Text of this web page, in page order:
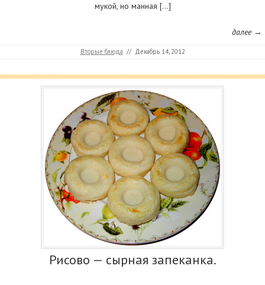
мукой, но манная […]
далее →
Вторые блюда // Декабрь 14, 2012
Рисово — сырная запеканка.